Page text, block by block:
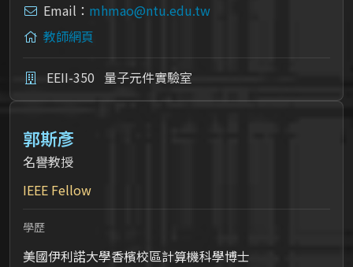
Email： mhmao@ntu.edu.tw
教師網頁
EEII-350 量子元件實驗室
郭斯彥
名譽教授
IEEE Fellow
學歷
美國伊利諾大學香檳校區計算機科學博士